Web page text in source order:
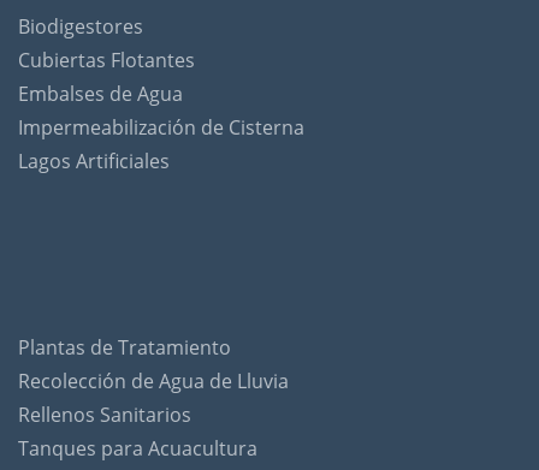
Biodigestores
Cubiertas Flotantes
Embalses de Agua
Impermeabilización de Cisterna
Lagos Artificiales
Plantas de Tratamiento
Recolección de Agua de Lluvia
Rellenos Sanitarios
Tanques para Acuacultura